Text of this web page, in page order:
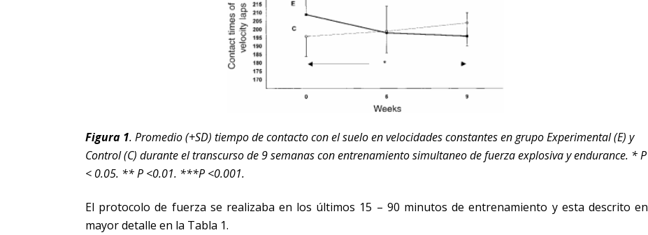
Figura 1. Promedio (+SD) tiempo de contacto con el suelo en velocidades constantes en grupo Experimental (E) y
Control (C) durante el transcurso de 9 semanas con entrenamiento simultaneo de fuerza explosiva y endurance. *P
< 0.05. **P <0.01. ***P <0.001.
El protocolo de fuerza se realizaba en los últimos 15 – 90 minutos de entrenamiento y esta descrito en
mayor detalle en la Tabla 1.